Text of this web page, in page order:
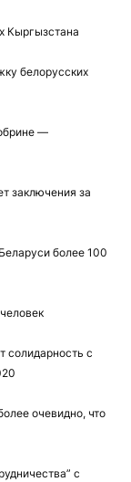
Кыргызстана
белорусских
—
заключения за
более 100
солидарность с
очевидно, что
с